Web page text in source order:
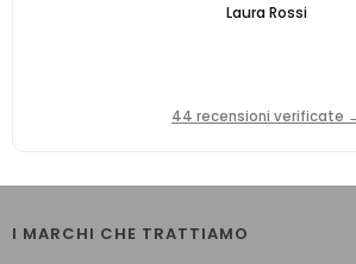
Laura Rossi
44 recensioni verificate
I MARCHI CHE TRATTIAMO